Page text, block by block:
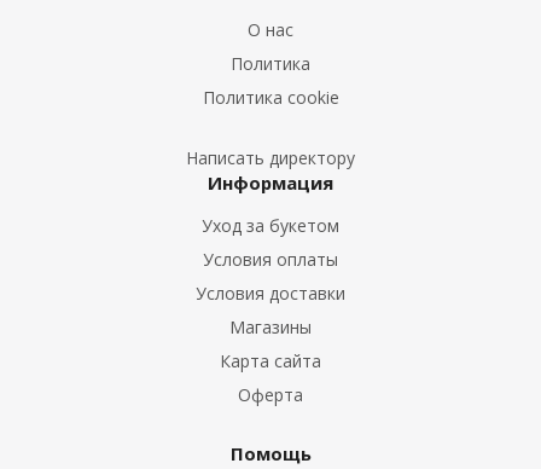
Букеты из Эустом
Букеты из Гладиолусов
Букеты из Тюльпанов
О нас
Политика
Политика cookie
Написать директору
Информация
Уход за букетом
Условия оплаты
Условия доставки
Магазины
Карта сайта
Оферта
Помощь